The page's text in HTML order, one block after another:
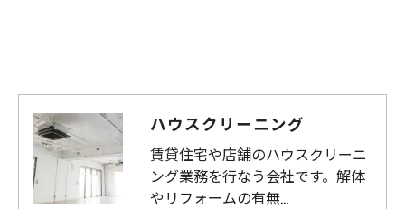
ハウスクリーニング
賃貸住宅や店舗のハウスクリーニ
ング業務を行なう会社です。解体
やリフォームの有無…